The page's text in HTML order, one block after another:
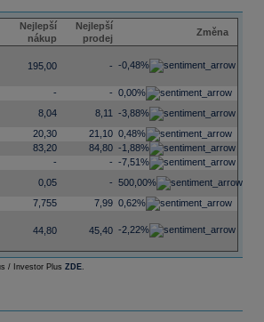
Nejlepší
nákup
Nejlepší
prodej
Změna
195,00 - -0,48%
- - 0,00%
8,04 8,11
-3,88%
20,30 21,10 0,48%
83,20 84,80 -1,88%
- - -7,51%
0,05 - 500,00%
7,755 7,99 0,62%
44,80 45,40 -2,22%
/ Investor Plus ZDE.